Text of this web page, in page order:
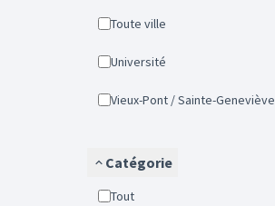
Toute ville
Université
Vieux-Pont / Sainte-Geneviève
Catégorie
Tout